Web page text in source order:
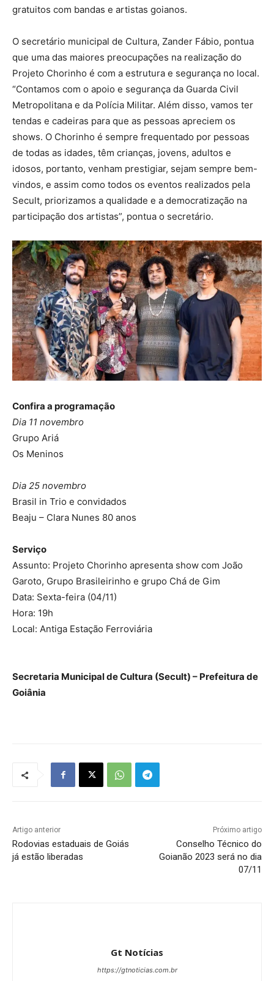
gratuitos com bandas e artistas goianos.
O secretário municipal de Cultura, Zander Fábio, pontua
que uma das maiores preocupações na realização do
Projeto Chorinho é com a estrutura e segurança no local.
“Contamos com o apoio e segurança da Guarda Civil
Metropolitana e da Polícia Militar. Além disso, vamos ter
tendas e cadeiras para que as pessoas apreciem os
shows. O Chorinho é sempre frequentado por pessoas
de todas as idades, têm crianças, jovens, adultos e
idosos, portanto, venham prestigiar, sejam sempre bem-
vindos, e assim como todos os eventos realizados pela
Secult, priorizamos a qualidade e a democratização na
participação dos artistas”, pontua o secretário.
Confira a programação
Dia 11 novembro
Grupo Ariá
Os Meninos
Dia 25 novembro
Brasil in Trio e convidados
Beaju – Clara Nunes 80 anos
Serviço
Assunto: Projeto Chorinho apresenta show com João
Garoto, Grupo Brasileirinho e grupo Chá de Gim
Data: Sexta-feira (04/11)
Hora: 19h
Local: Antiga Estação Ferroviária
Secretaria Municipal de Cultura (Secult) – Prefeitura de
Goiânia
Artigo anterior
Rodovias estaduais de Goiás
já estão liberadas
Próximo artigo
Conselho Técnico do
Goianão 2023 será no dia
07/11
Gt Notícias
https://gtnoticias.com.br